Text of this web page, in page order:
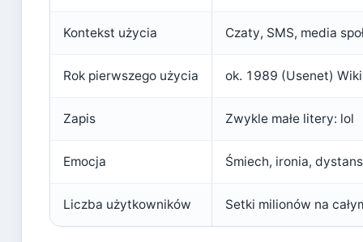
Kontekst użycia Czaty, SMS, media
Rok pierwszego użycia ok. 1989 (Usenet)
Zapis Zwykle małe litery: lol
Emocja Śmiech, ironia, dystans
Liczba użytkowników Setki milionów na